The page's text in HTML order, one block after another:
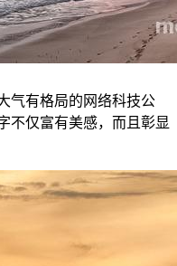
气有格局的网络科技公
不仅富有美感，而且彰显